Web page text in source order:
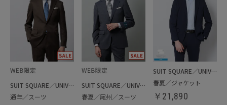
SUIT SQUARE／UNIVERSAL LANGUAGE
通年／スーツ
SUIT SQUARE／UNIVERSAL LANGUAGE
春夏／尾州／スーツ
SUIT SQUARE／UNIVERSAL LANGUAGE
春夏／ジャケット
￥ 21,890